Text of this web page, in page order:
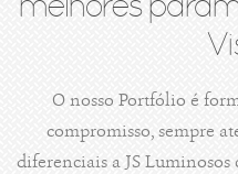
O nosso Portfólio é
compromisso, sempre
diferenciais a JS